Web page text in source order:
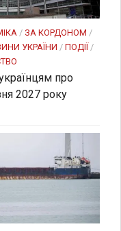
/ ЗА КОРДОНОМ /
УКРАЇНИ / ПОДІЇ /
про
2027 року